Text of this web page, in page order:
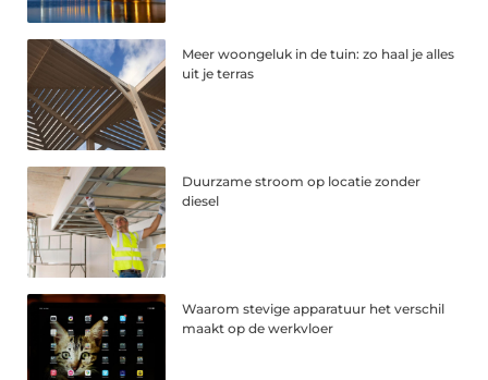
Meer woongeluk in de tuin: zo haal je alles
uit je terras
Duurzame stroom op locatie zonder
diesel
Waarom stevige apparatuur het verschil
maakt op de werkvloer